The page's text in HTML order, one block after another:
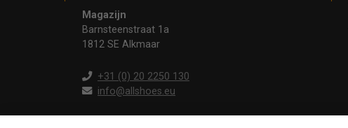
Magazijn
Barnsteenstraat 1a
1812 SE Alkmaar
+31 (0) 20 2250 130
info@allshoes.eu